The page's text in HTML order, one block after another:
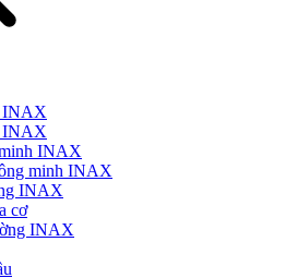
INAX
INAX
INAX
minh INAX
INAX
cơ
INAX